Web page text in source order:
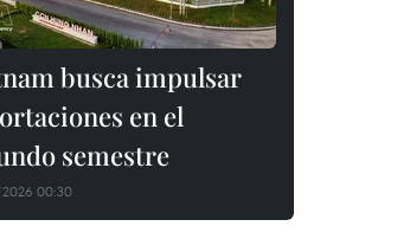
busca impulsar
en el
semestre
00:30